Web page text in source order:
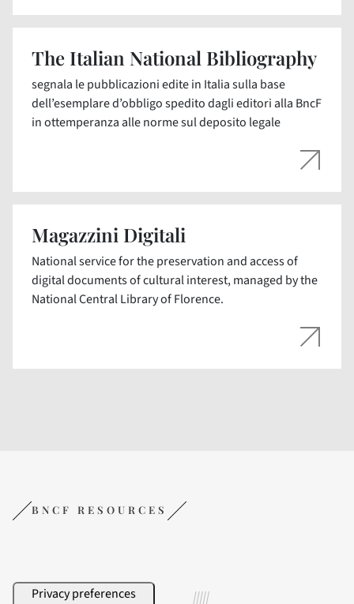
The Italian National Bibliography
segnala le pubblicazioni edite in Italia sulla base
dell’esemplare d’obbligo spedito dagli editori alla BncF
in ottemperanza alle norme sul deposito legale
Magazzini Digitali
National service for the preservation and access of
digital documents of cultural interest, managed by the
National Central Library of Florence.
BNCF RESOURCES